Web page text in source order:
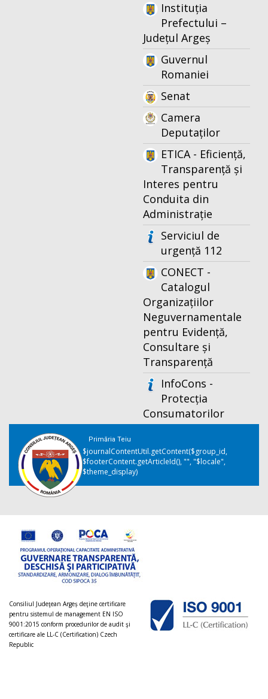
Instituția
Prefectului –
Județul Argeș
Guvernul
Romaniei
Senat
Camera
Deputaților
ETICA - Eficiență,
Transparență și
Interes pentru
Conduita din
Administrație
Serviciul de
urgență 112
CONECT -
Catalogul
Organizațiilor
Neguvernamentale
pentru Evidență,
Consultare și
Transparență
InfoCons -
Protecția
Consumatorilor
Primăria Teiu
$journalContentUtil.getContent($group_id,
$footerContent.getArticleId(), "", "$locale",
$theme_display)
Consiliul Judeţean Argeș deţine certificare
pentru sistemul de management EN ISO
9001:2015 conform procedurilor de audit şi
certificare ale LL-C (Certification) Czech
Republic